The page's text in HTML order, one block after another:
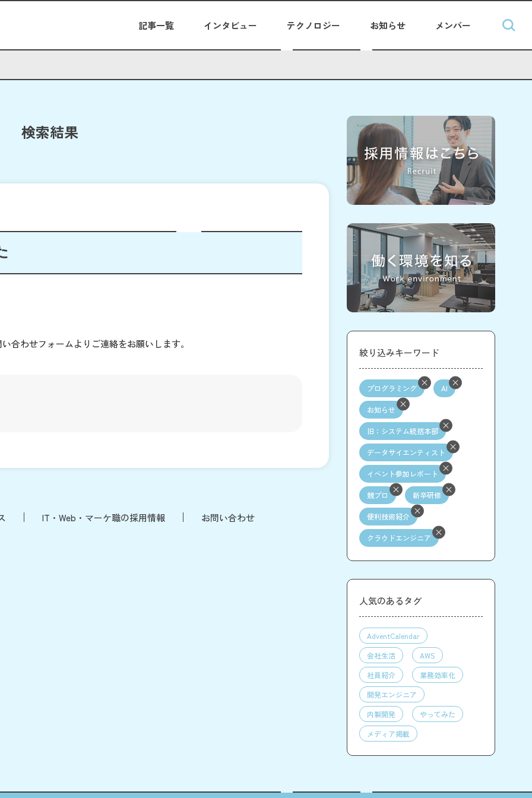
記事一覧 インタビュー テクノロジー お知らせ メンバー
検索結果
合わせフォームよりご連絡をお願いします。
IT・Web・マーケ職の採用情報 お問い合わせ
絞り込みキーワード
プログラミング AI
お知らせ
旧：システム統括本部
データサイエンティスト
イベント参加レポート
競プロ 新卒研修
便利技術紹介
クラウドエンジニア
人気のあるタグ
AdventCalendar
会社生活
AWS
社員紹介
業務効率化
開発エンジニア
内製開発
やってみた
メディア掲載